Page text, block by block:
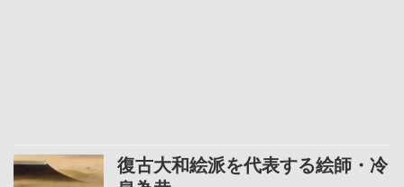
復古大和絵派を代表する絵師・冷